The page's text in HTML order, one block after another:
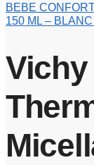
BEBE
150 ML –